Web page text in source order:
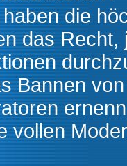
die
das
Bannen
vollen